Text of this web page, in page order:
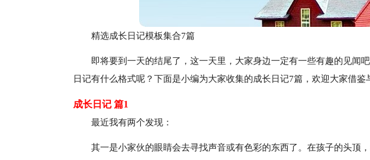
精选成长日记模板集合7篇
即将要到一天的结尾了，这一天里，大家身边一定有一些有趣的见闻
日记有什么格式呢？下面是小编为大家收集的成长日记7篇，欢迎大家借鉴
成长日记 篇1
最近我有两个发现：
其一是小家伙的眼睛会去寻找声音或有色彩的东西了。在孩子的头顶